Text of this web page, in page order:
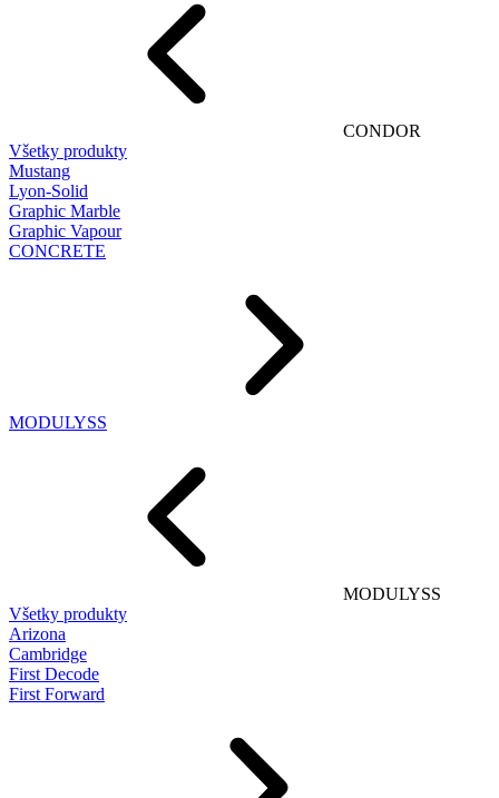
CONDOR
Všetky produkty
Mustang
Lyon-Solid
Graphic Marble
Graphic Vapour
CONCRETE
MODULYSS
MODULYSS
Všetky produkty
Arizona
Cambridge
First Decode
First Forward